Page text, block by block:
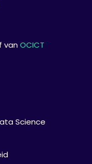
van OCICT
Science